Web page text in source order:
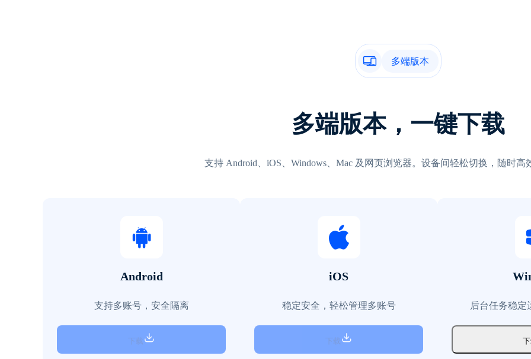
多端版本
多端版本，一键下载
支持 Android、iOS、Windows、Mac 及网页浏览器。设备间轻松切换，随时高
Android
支持多账号，安全隔离
下载
iOS
稳定安全，轻松管理多账号
下载
后台任务稳定